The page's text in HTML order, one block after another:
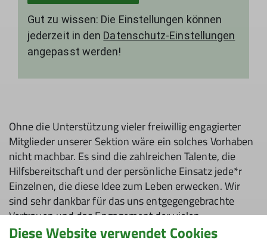
Gut zu wissen: Die Einstellungen können
jederzeit in den Datenschutz-Einstellungen
angepasst werden!
Ohne die Unterstützung vieler freiwillig engagierter
Mitglieder unserer Sektion wäre ein solches Vorhaben
nicht machbar. Es sind die zahlreichen Talente, die
Hilfsbereitschaft und der persönliche Einsatz jede*r
Einzelnen, die diese Idee zum Leben erwecken. Wir
sind sehr dankbar für das uns entgegengebrachte
Vertrauen und das Engagement der vielen
ehrenamtlich tätigen Menschen unserer Sektion.
Diese Website verwendet Cookies